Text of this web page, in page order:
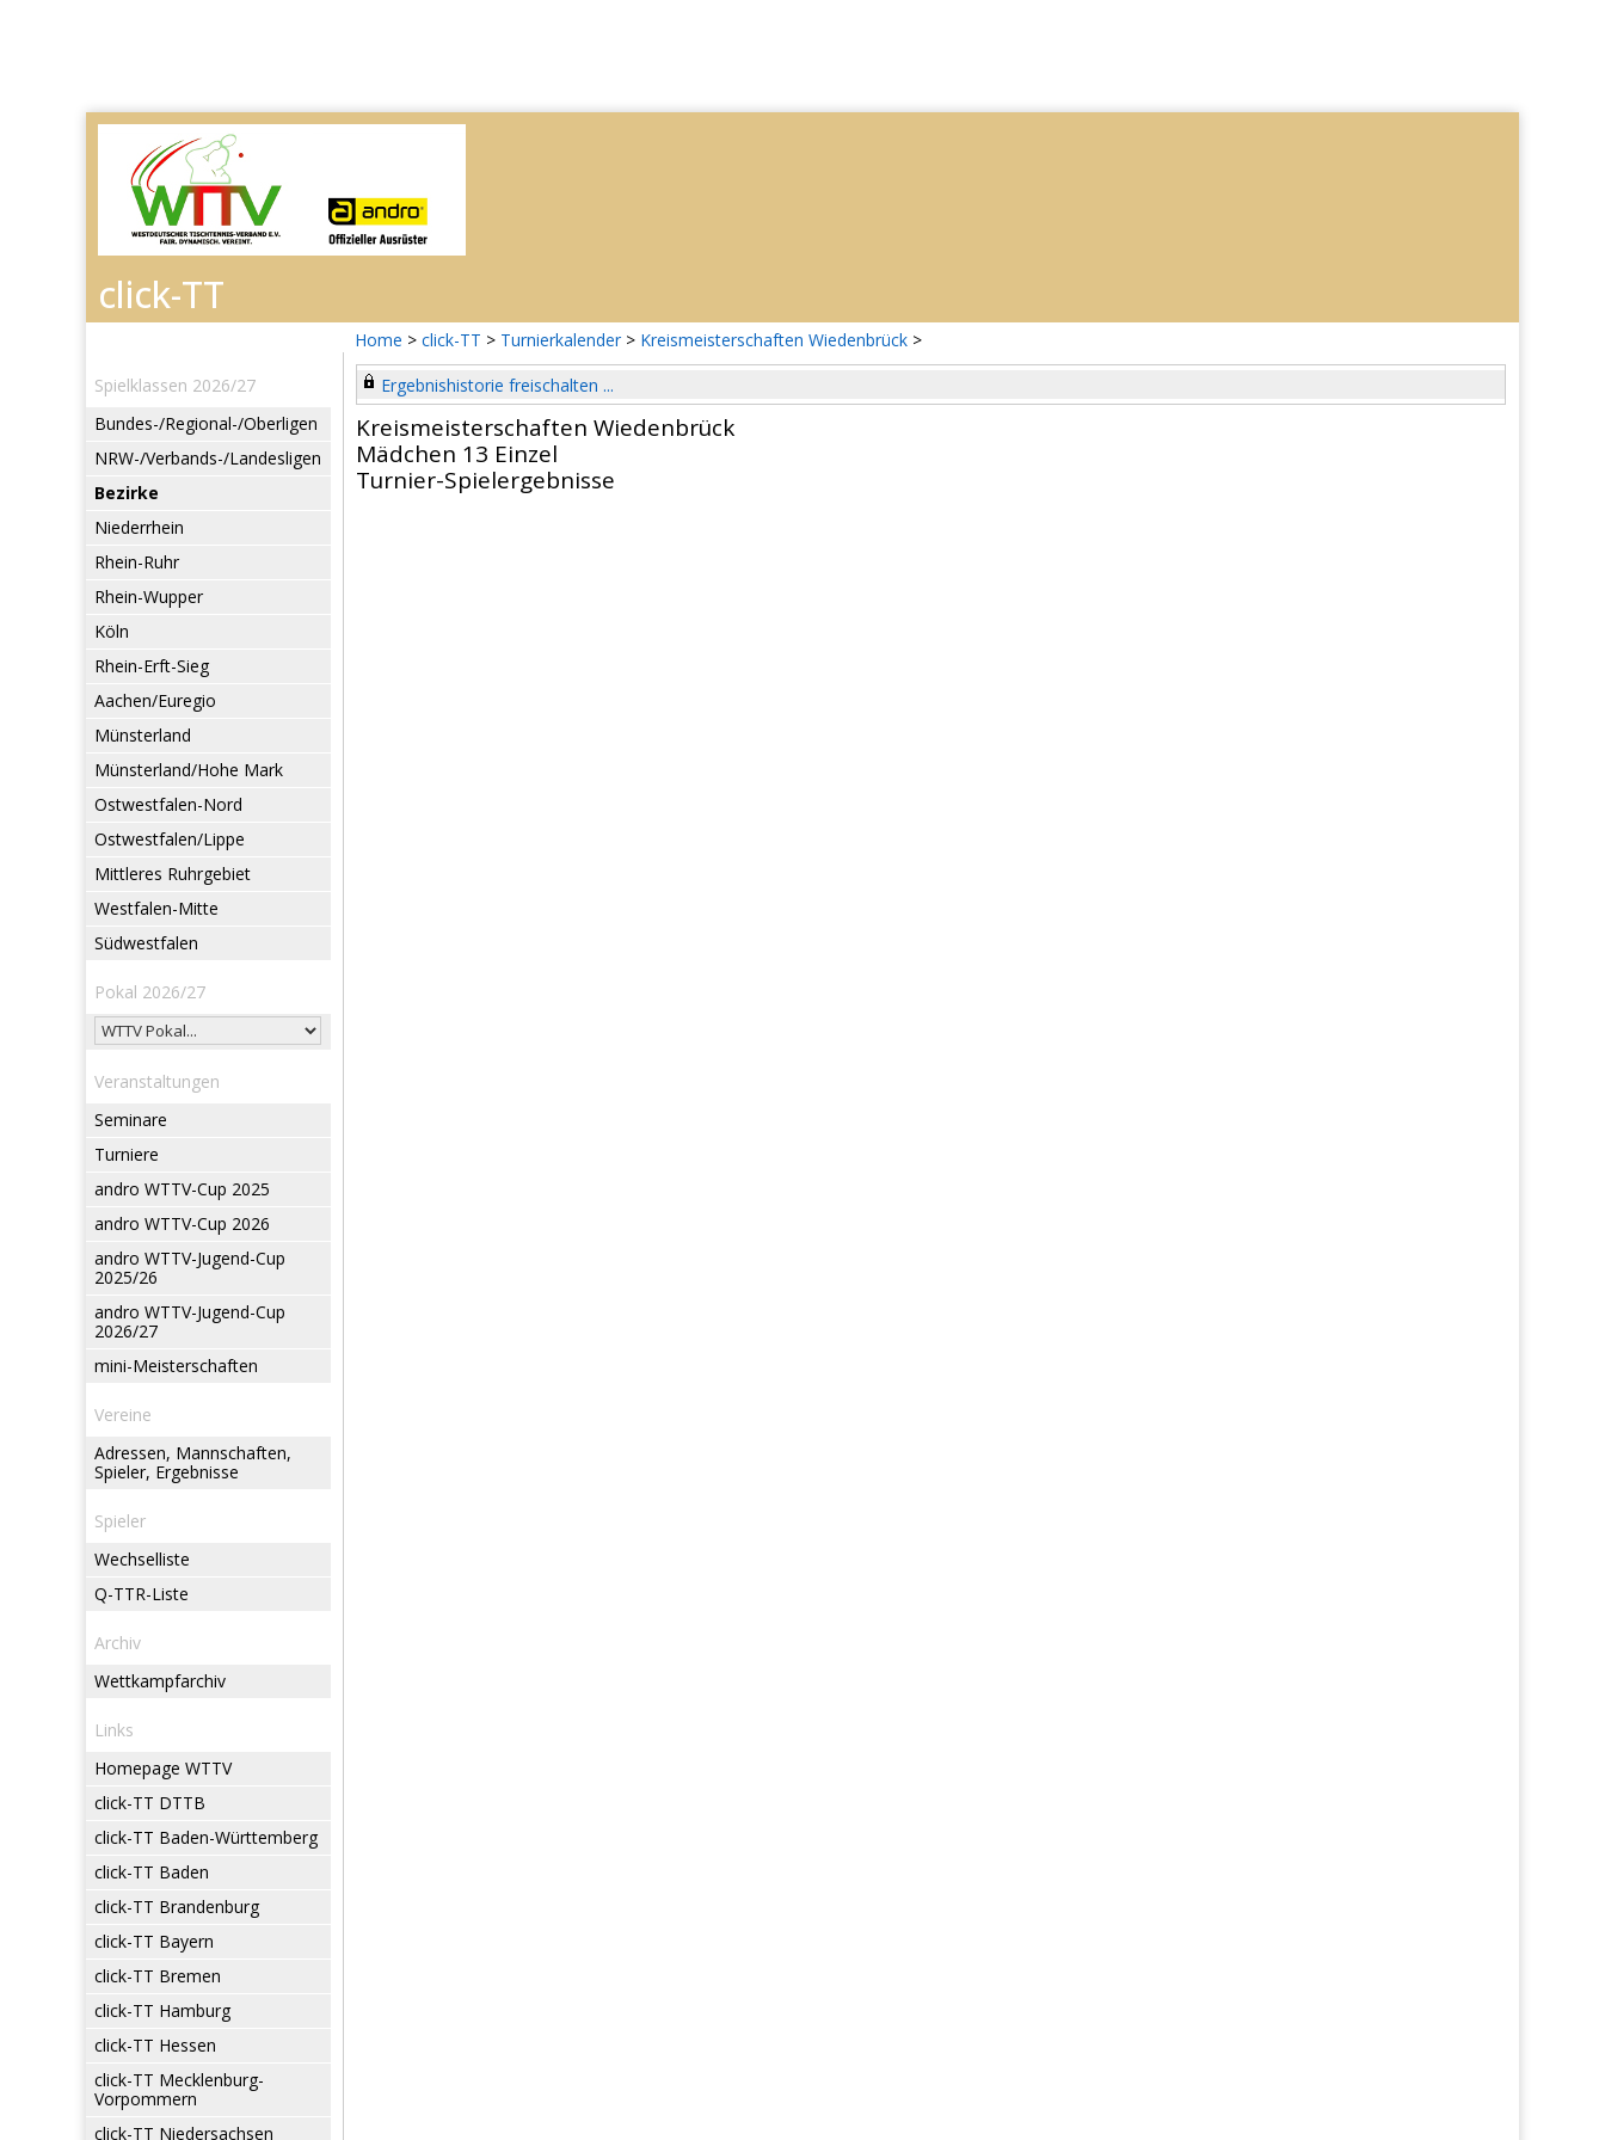
Home > click-TT > Turnierkalender > Kreismeisterschaften Wiedenbrück >
Spielklassen 2026/27
Bundes-/Regional-/Oberligen
NRW-/Verbands-/Landesligen
Bezirke
Niederrhein
Rhein-Ruhr
Rhein-Wupper
Köln
Rhein-Erft-Sieg
Aachen/Euregio
Münsterland
Münsterland/Hohe Mark
Ostwestfalen-Nord
Ostwestfalen/Lippe
Mittleres Ruhrgebiet
Westfalen-Mitte
Südwestfalen
Pokal 2026/27
Veranstaltungen
Seminare
Turniere
andro WTTV-Cup 2025
andro WTTV-Cup 2026
andro WTTV-Jugend-Cup
2025/26
andro WTTV-Jugend-Cup
2026/27
mini-Meisterschaften
Vereine
Adressen, Mannschaften,
Spieler, Ergebnisse
Spieler
Wechselliste
Q-TTR-Liste
Archiv
Wettkampfarchiv
Links
Homepage WTTV
click-TT DTTB
click-TT Baden-Württemberg
click-TT Baden
click-TT Brandenburg
click-TT Bayern
click-TT Bremen
click-TT Hamburg
click-TT Hessen
click-TT Mecklenburg-
Vorpommern
click-TT Niedersachsen
Ergebnishistorie freischalten ...
Kreismeisterschaften Wiedenbrück
Mädchen 13 Einzel
Turnier-Spielergebnisse